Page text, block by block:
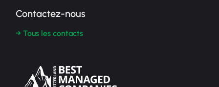
Contactez-nous
→ Tous les contacts